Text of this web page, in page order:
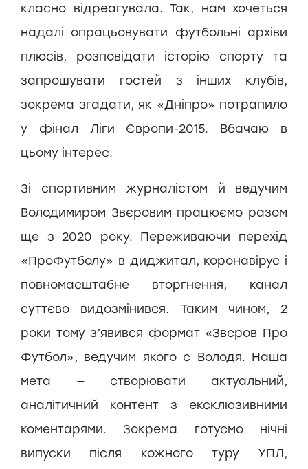
класно відреагувала. Так, нам хочеться
надалі опрацьовувати футбольні архіви
плюсів, розповідати історію спорту та
запрошувати гостей з інших клубів,
зокрема згадати, як «Дніпро» потрапило
у фінал Ліги Європи-2015. Вбачаю в
цьому інтерес.
Зі спортивним журналістом й ведучим
Володимиром Звєровим працюємо разом
ще з 2020 року. Переживаючи перехід
«ПроФутболу» в диджитал, коронавірус і
повномасштабне вторгнення, канал
суттєво видозмінився. Таким чином, 2
роки тому з’явився формат «Звєров Про
Футбол», ведучим якого є Володя. Наша
мета — створювати актуальний,
аналітичний контент з ексклюзивними
коментарями. Зокрема готуємо нічні
випуски після кожного туру УПЛ,